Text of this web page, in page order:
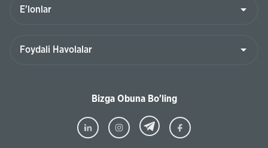
Bizga Obuna Bo'ling